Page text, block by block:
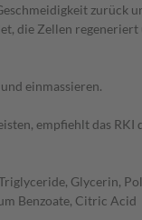
zurück
die Zellen
einmassieren.
empfiehlt das
Glycerin,
Benzoate, Citric Acid